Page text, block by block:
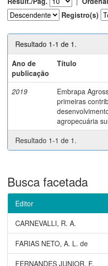
Registro(s)
Resultado 1-1 de 1.
Ano de
publicação
Título
2019
Embrapa
primeiras
agropecuária
Resultado 1-1 de 1.
Busca facetada
Editor
CARNEVALLI, R. A.
FARIAS NETO, A. L. de
FERNANDES JUNIOR, F.